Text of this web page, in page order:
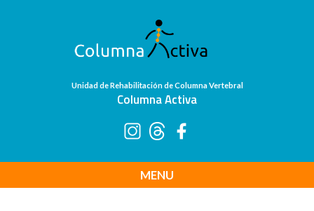
Unidad de Rehabilitación de Columna Vertebral
Columna Activa
MENU